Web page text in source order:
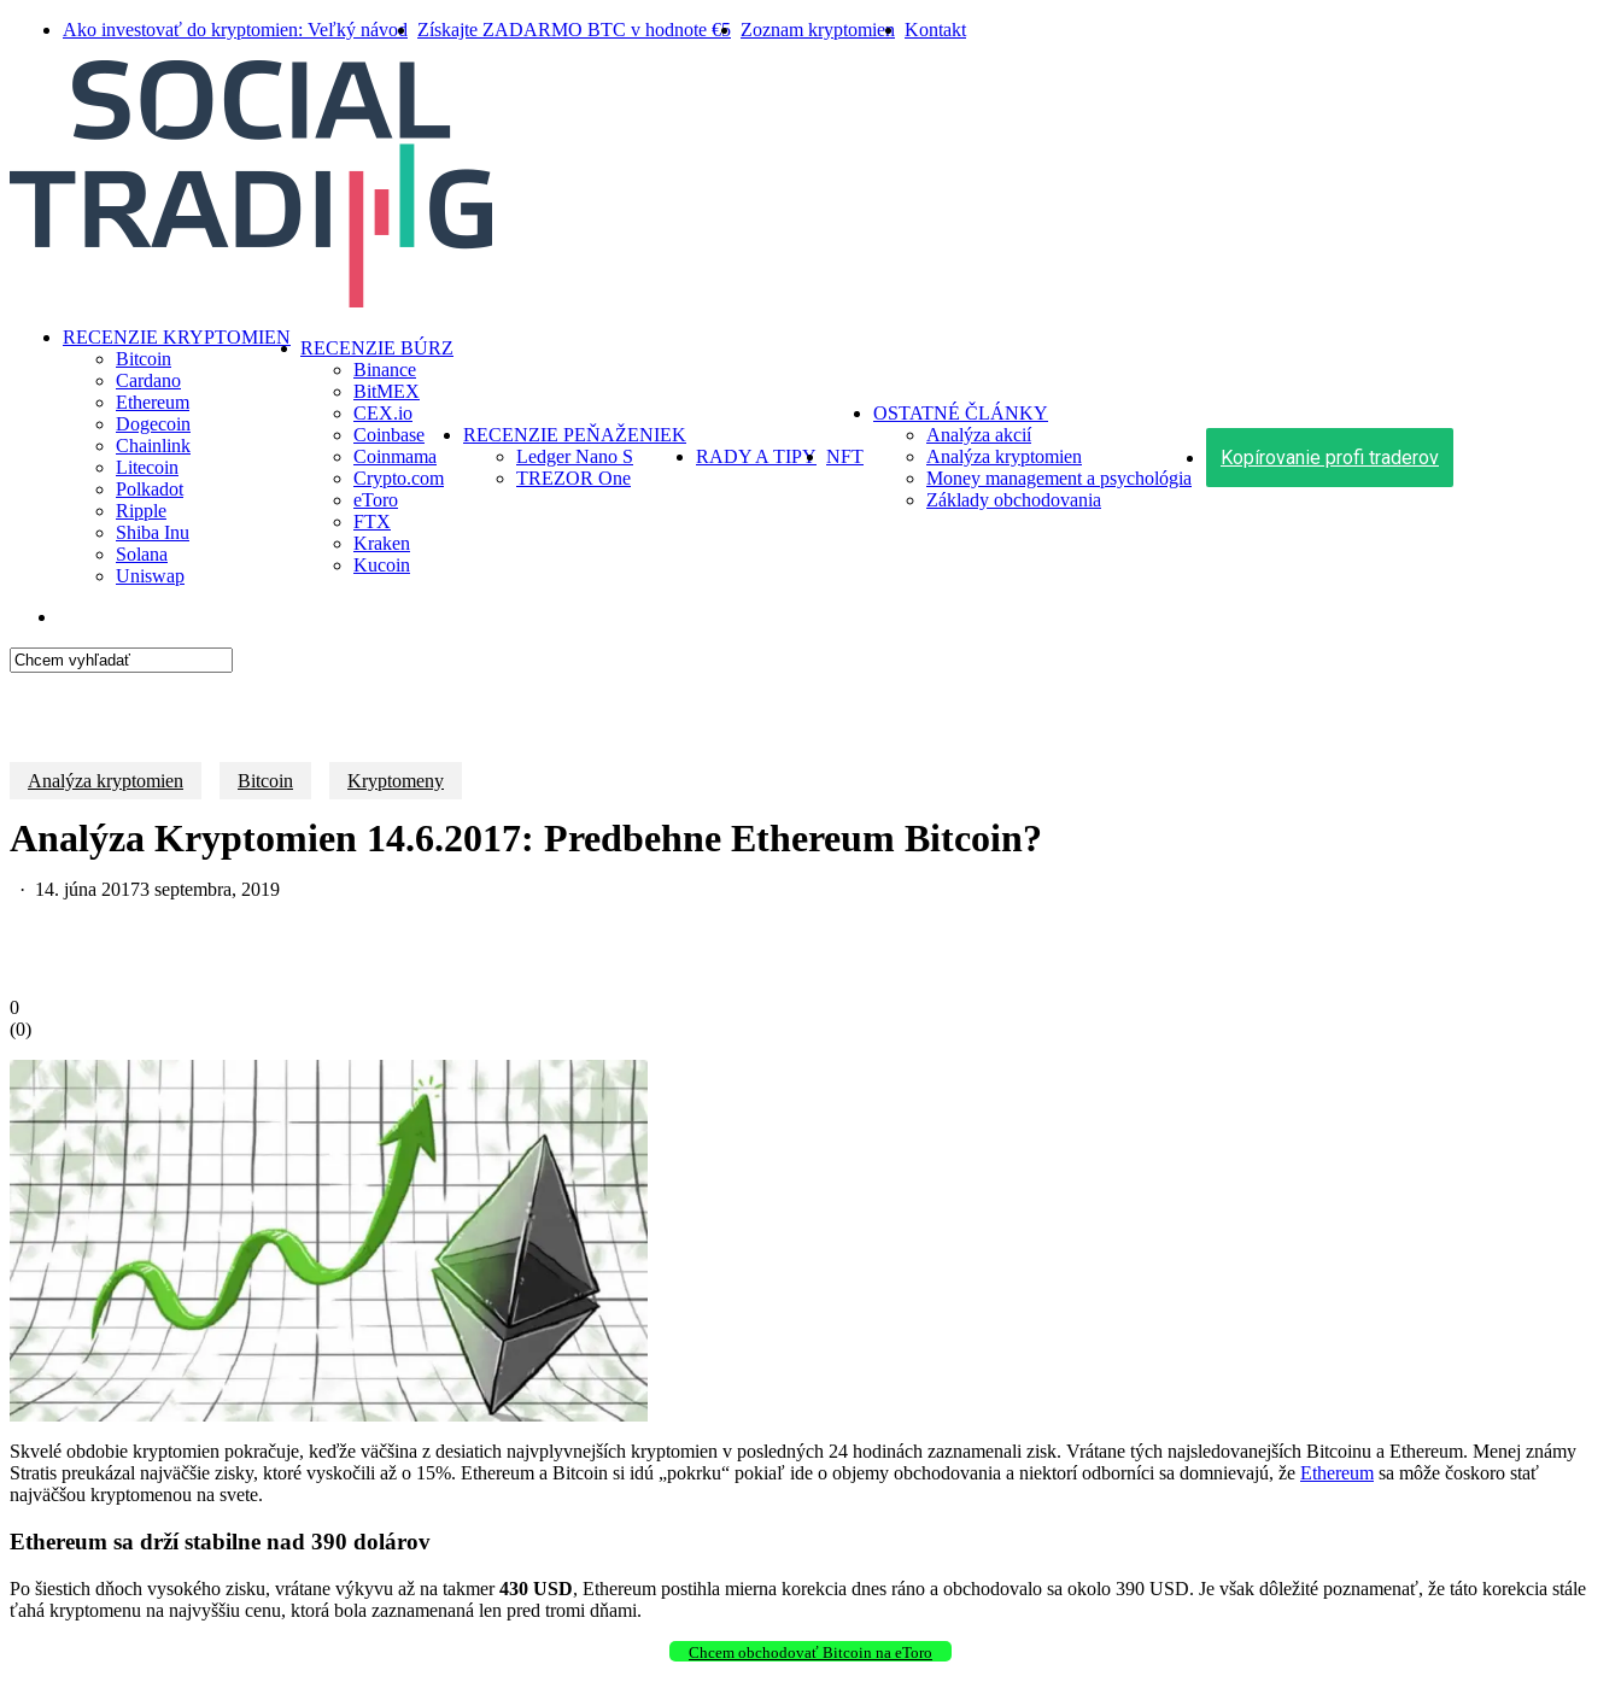
Ako investovať do kryptomien: Veľký návod Získajte ZADARMO BTC v hodnote €5 Zoznam kryptomien Kontakt
search
Menu
RECENZIE KRYPTOMIEN
Bitcoin
Cardano
Ethereum
Dogecoin
Chainlink
Litecoin
Polkadot
Ripple
Shiba Inu
Solana
Uniswap
RECENZIE BÚRZ
Binance
BitMEX
CEX.io
Coinbase
Coinmama
Crypto.com
eToro
FTX
Kraken
Kucoin
RECENZIE PEŇAŽENIEK
Ledger Nano S
TREZOR One
RADY A TIPY NFT
OSTATNÉ ČLÁNKY
Analýza akcií
Analýza kryptomien
Money management a psychológia
Základy obchodovania
Kopírovanie profi traderov
Analýza kryptomien Bitcoin Kryptomeny
Analýza Kryptomien 14.6.2017: Predbehne Ethereum Bitcoin?
14. júna 20173 septembra, 2019
0
(0)
Skvelé obdobie kryptomien pokračuje, keďže väčšina z desiatich najvplyvnejších kryptomien v posledných 24 hodinách zaznamenali zisk. Vrátane tých najsledovanejších Bitcoinu a Ethereum. Menej známy
Stratis preukázal najväčšie zisky, ktoré vyskočili až o 15%. Ethereum a Bitcoin si idú „pokrku“ pokiaľ ide o objemy obchodovania a niektorí odborníci sa domnievajú, že Ethereum sa môže čoskoro stať
najväčšou kryptomenou na svete.
Ethereum sa drží stabilne nad 390 dolárov
Po šiestich dňoch vysokého zisku, vrátane výkyvu až na takmer430 USD, Ethereum postihla mierna korekcia dnes ráno a obchodovalo sa okolo 390 USD. Je však dôležité poznamenať, že táto korekcia stále
ťahá kryptomenu na najvyššiu cenu, ktorá bola zaznamenaná len pred tromi dňami.
Chcem obchodovať Bitcoin na eToro